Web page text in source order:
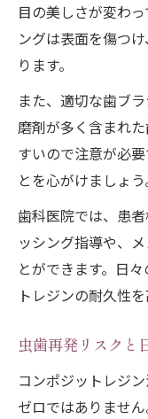
目の美しさが変わ
ングは表面を傷つ
ります。
また、適切な歯ブ
磨剤が多く含まれ
すいので注意が必
とを心がけましょう
歯科医院では、患
ッシング指導や、
とができます。日
トレジンの耐久性
虫歯再発リスクと
コンポジットレジ
ゼロではありませ